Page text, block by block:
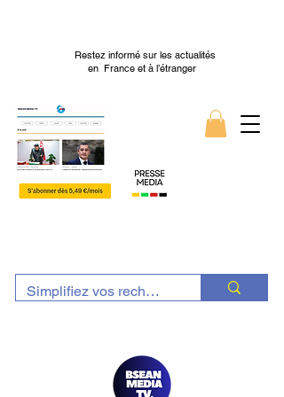
Restez informé sur les actualités
en France et à l’étranger